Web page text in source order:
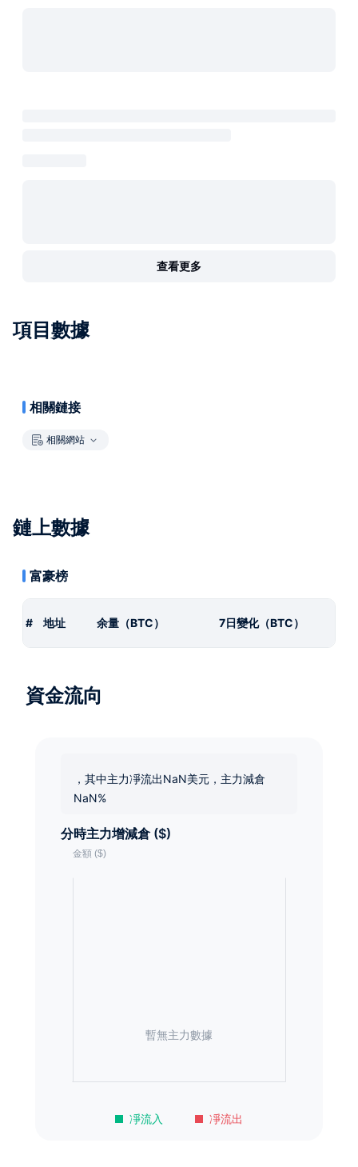
查看更多
項目數據
相關鏈接
相關網站
鏈上數據
富豪榜
# 地址 余量（BTC） 7日變化（BTC）
資金流向
，其中主力凈流出NaN美元，主力減倉
NaN%
分時主力增減倉 ($)
凈流入 凈流出
暫無主力數據